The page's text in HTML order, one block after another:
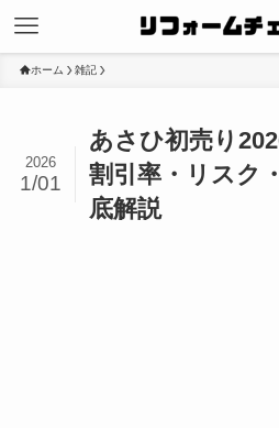
ホーム 雑記
あさひ初売り
割引率・リスク
底解説
2026
1/01